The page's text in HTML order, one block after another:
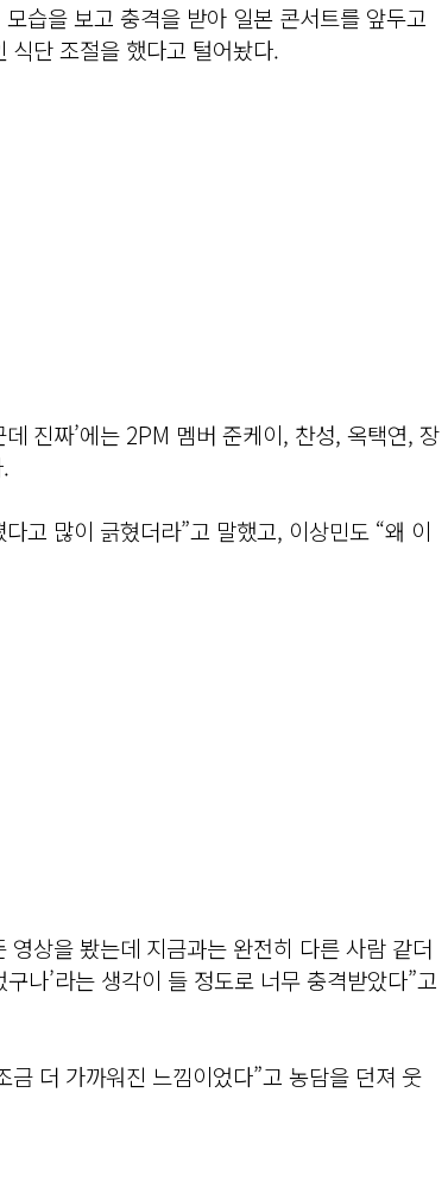
습을 보고 충격을 받아 일본 콘서트를 앞두고
단 조절을 했다고 털어놨다.
진짜’에는 2PM 멤버 준케이, 찬성, 옥택연, 장
고 많이 긁혔더라”고 말했고, 이상민도 “왜 이
영상을 봤는데 지금과는 완전히 다른 사람 같더
나’라는 생각이 들 정도로 너무 충격받았다”고
금 더 가까워진 느낌이었다”고 농담을 던져 웃